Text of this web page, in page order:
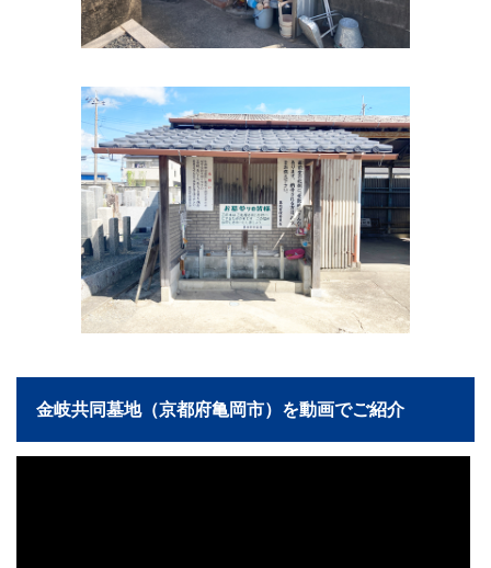
金岐共同墓地（京都府亀岡市）を動画でご紹介